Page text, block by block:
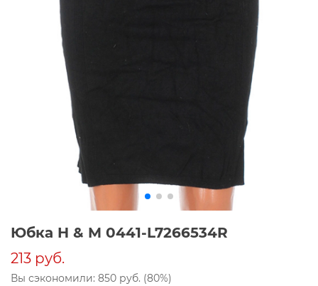
Юбка H & M 0441-L7266534R
213 руб.
Вы сэкономили: 850 руб. (80%)